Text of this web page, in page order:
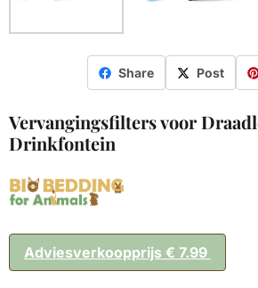
Share Post
Vervangingsfilters voor
Drinkfontein
Adviesverkoopprijs € 7.99